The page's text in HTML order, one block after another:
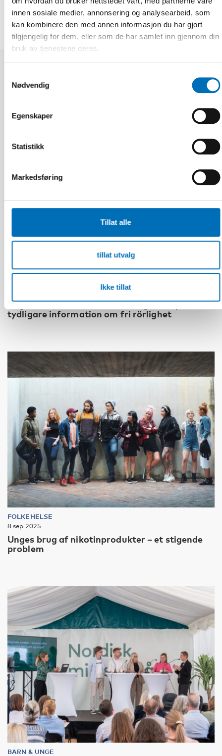
innen sosiale medier, annonsering og analysearbeid, som
kan kombinere den med annen informasjon du har gjort
tilgjengelig for dem, eller som de har samlet inn gjennom din
bruk av tjenestene deres.
Nødvendig
Egenskaper
Statistikk
Markedsføring
Tillat alle
tillat utvalg
Ikke tillat
Unga med funktionsnedsättning efterlyser
tydligare information om fri rörlighet
FOLKEHELSE
8 sep 2025
Unges brug af nikotinprodukter – et stigende
problem
BARN & UNGE